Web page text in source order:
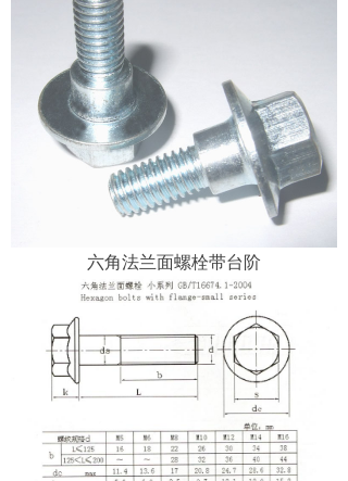
六角法兰面螺栓带台阶